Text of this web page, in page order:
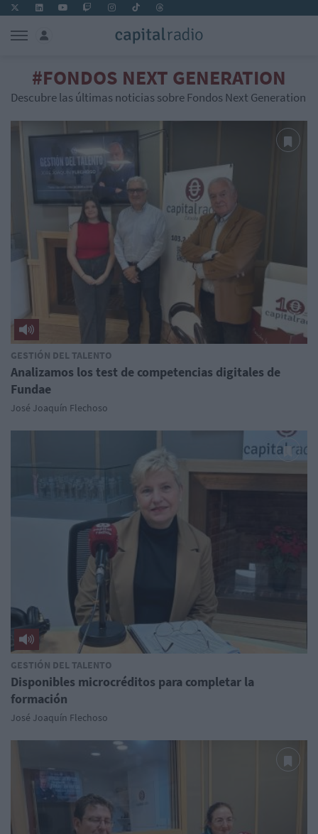
#FONDOS NEXT GENERATION
Descubre las últimas noticias sobre Fondos Next Generation
GESTIÓN DEL TALENTO
Analizamos los test de competencias digitales de
Fundae
José Joaquín Flechoso
GESTIÓN DEL TALENTO
Disponibles microcréditos para completar la
formación
José Joaquín Flechoso